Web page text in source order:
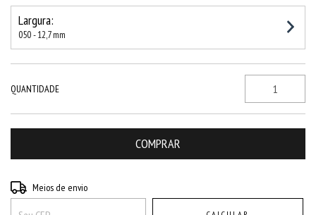
Largura:
050 - 12,7 mm
QUANTIDADE
Entregas para o CEP:
Meios de envio